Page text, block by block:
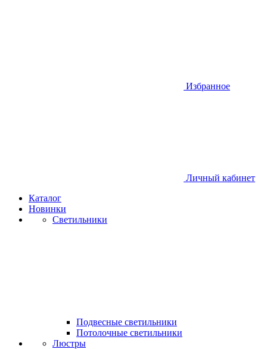
Избранное
Личный кабинет
Каталог
Новинки
Светильники
Подвесные светильники
Потолочные светильники
Люстры